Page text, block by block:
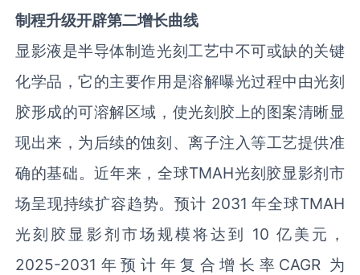
制程升级开辟第二增长曲线
显影液是半导体制造光刻工艺中不可或缺的关键
化学品，它的主要作用是溶解曝光过程中由光刻
胶形成的可溶解区域，使光刻胶上的图案清晰显
现出来，为后续的蚀刻、离子注入等工艺提供准
确的基础。近年来，全球TMAH光刻胶显影剂市
场呈现持续扩容趋势。预计 2031 年全球TMAH
光刻胶显影剂市场规模将达到 10 亿美元，
2025-2031年预计年复合增长率CAGR 为